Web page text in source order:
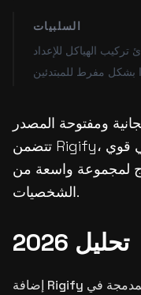
السلبيات
الهياكل للإعداد
بشكل مفرط للمبتدئين
ومفتوحة المصدر
تتضمن Rigify، وهو نظام تركيب هياكل تلقائي قوي
لمجموعة واسعة من
الشخصيات.
تحليل 2026
إضافة Rigify المدمجة في Blender هي الخيار القوي لأولئك